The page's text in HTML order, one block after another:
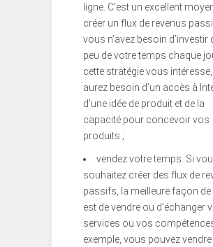
ligne. C’est un excellent
créer un flux de revenus
vous n’avez besoin d’investir
peu de votre temps chaque
cette stratégie vous
aurez besoin d’un accès à
d’une idée de produit et de la
capacité pour concevoir vos
produits ;
vendez votre temps. Si
souhaitez créer des flux de
passifs, la meilleure façon de
est de vendre ou d’échanger
services ou vos
exemple, vous pouvez vendre